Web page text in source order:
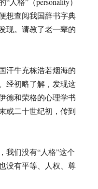
想查阅我国辞书字典
现。请教了老一辈的
汗牛充栋浩若烟海的
经初略了解，发现这
德和荣格的心理学书
或二十世纪初，传到
我们没有“人格”这个
没有平等、人权、尊